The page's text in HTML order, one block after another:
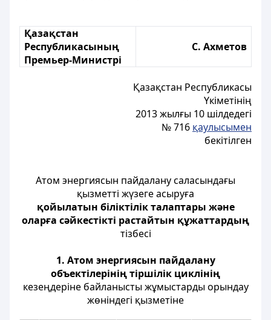
Қазақстан
Республикасының
Премьер-Министрі
С. Ахметов
Қазақстан Республикасы
Үкіметінің
2013 жылғы 10 шілдедегі
№ 716 қаулысымен
бекітілген
Атом энергиясын пайдалану саласындағы
қызметті жүзеге асыруға
қойылатын біліктілік талаптары және
оларға сәйкестікті растайтын құжаттардың
тізбесі
1. Атом энергиясын пайдалану
объектілерінің тіршілік циклінің
кезеңдеріне байланысты жұмыстарды орындау
жөніндегі қызметіне